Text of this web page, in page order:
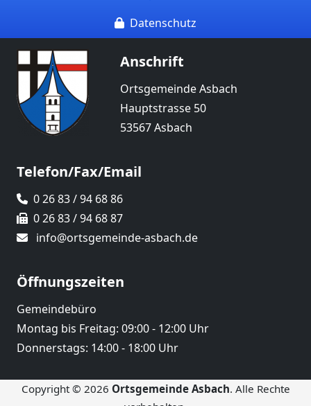
Datenschutz
Anschrift
Ortsgemeinde Asbach
Hauptstrasse 50
53567 Asbach
Telefon/Fax/Email
0 26 83 / 94 68 86
0 26 83 / 94 68 87
info@ortsgemeinde-asbach.de
Öffnungszeiten
Gemeindebüro
Montag bis Freitag: 09:00 - 12:00 Uhr
Donnerstags: 14:00 - 18:00 Uhr
Copyright © 2026 Ortsgemeinde Asbach. Alle Rechte